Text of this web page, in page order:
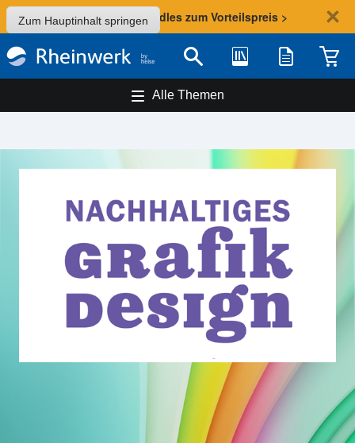
Zum Hauptinhalt springen
Sommer-Aktion: Bundles zum Vorteilspreis >
Suche Bibliothek Merkliste
Alle Themen